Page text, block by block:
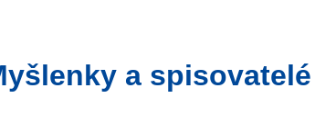
a spisovatelé